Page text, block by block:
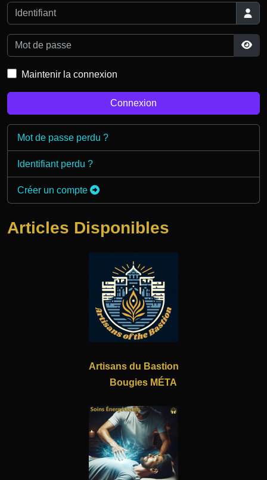
Identifiant
Mot de passe
Maintenir la connexion
Connexion
Mot de passe perdu ?
Identifiant perdu ?
Créer un compte
Articles Disponibles
Artisans du Bastion
Bougies MÉTA